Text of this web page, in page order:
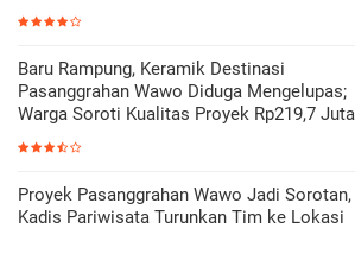
Baru Rampung, Keramik Destinasi
Pasanggrahan Wawo Diduga Mengelupas;
Warga Soroti Kualitas Proyek Rp219,7 Juta
Proyek Pasanggrahan Wawo Jadi Sorotan,
Kadis Pariwisata Turunkan Tim ke Lokasi